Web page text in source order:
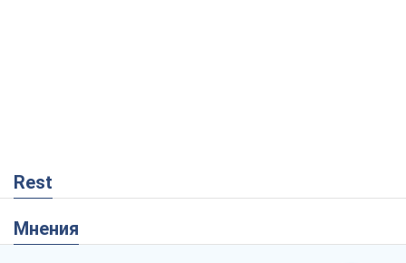
Rest
Мнения